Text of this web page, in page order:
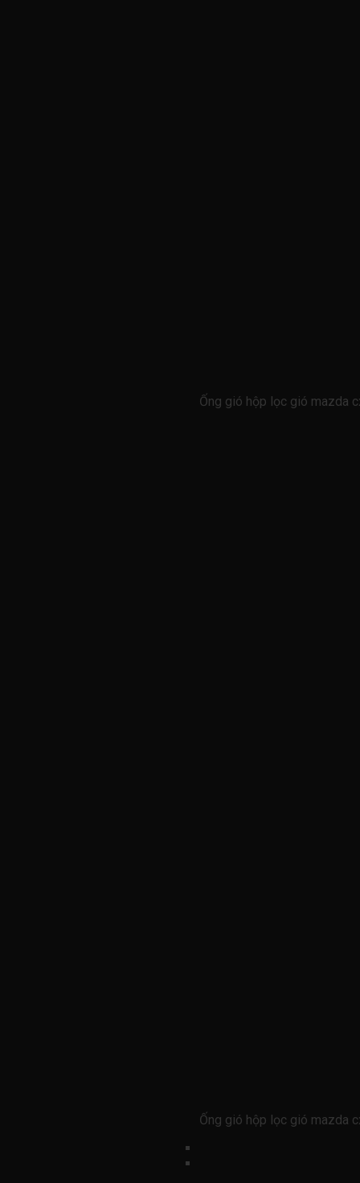
Ống gió hộp lọc gió mazda
Ống gió hộp lọc gió mazda